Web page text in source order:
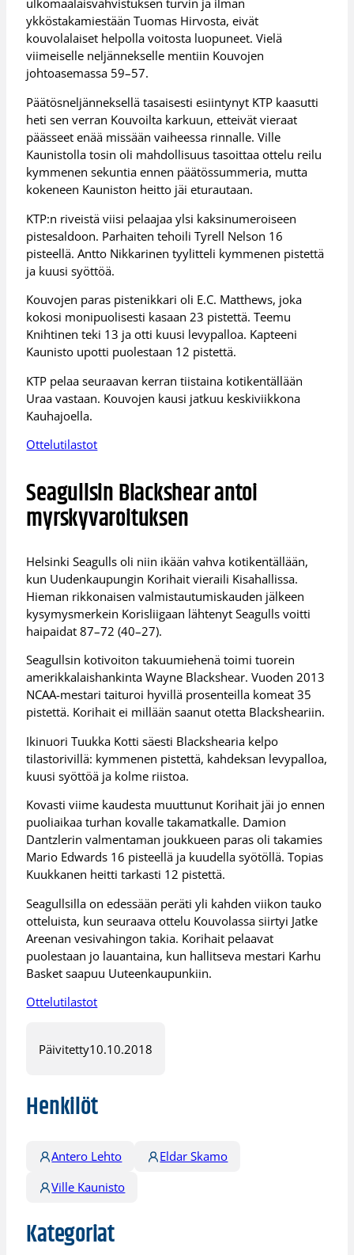
ulkomaalaisvahvistuksen turvin ja ilman
ykköstakamiestään Tuomas Hirvosta, eivät
kouvolalaiset helpolla voitosta luopuneet. Vielä
viimeiselle neljännekselle mentiin Kouvojen
johtoasemassa 59–57.
Päätösneljänneksellä tasaisesti esiintynyt KTP kaasutti
heti sen verran Kouvoilta karkuun, etteivät vieraat
päässeet enää missään vaiheessa rinnalle. Ville
Kaunistolla tosin oli mahdollisuus tasoittaa ottelu reilu
kymmenen sekuntia ennen päätössummeria, mutta
kokeneen Kauniston heitto jäi eturautaan.
KTP:n riveistä viisi pelaajaa ylsi kaksinumeroiseen
pistesaldoon. Parhaiten tehoili Tyrell Nelson 16
pisteellä. Antto Nikkarinen tyylitteli kymmenen pistettä
ja kuusi syöttöä.
Kouvojen paras pistenikkari oli E.C. Matthews, joka
kokosi monipuolisesti kasaan 23 pistettä. Teemu
Knihtinen teki 13 ja otti kuusi levypalloa. Kapteeni
Kaunisto upotti puolestaan 12 pistettä.
KTP pelaa seuraavan kerran tiistaina kotikentällään
Uraa vastaan. Kouvojen kausi jatkuu keskiviikkona
Kauhajoella.
Ottelutilastot
Seagullsin Blackshear antoi
myrskyvaroituksen
Helsinki Seagulls oli niin ikään vahva kotikentällään,
kun Uudenkaupungin Korihait vieraili Kisahallissa.
Hieman rikkonaisen valmistautumiskauden jälkeen
kysymysmerkein Korisliigaan lähtenyt Seagulls voitti
haipaidat 87–72 (40–27).
Seagullsin kotivoiton takuumiehenä toimi tuorein
amerikkalaishankinta Wayne Blackshear. Vuoden 2013
NCAA-mestari taituroi hyvillä prosenteilla komeat 35
pistettä. Korihait ei millään saanut otetta Blacksheariin.
Ikinuori Tuukka Kotti säesti Blackshearia kelpo
tilastorivillä: kymmenen pistettä, kahdeksan levypalloa,
kuusi syöttöä ja kolme riistoa.
Kovasti viime kaudesta muuttunut Korihait jäi jo ennen
puoliaikaa turhan kovalle takamatkalle. Damion
Dantzlerin valmentaman joukkueen paras oli takamies
Mario Edwards 16 pisteellä ja kuudella syötöllä. Topias
Kuukkanen heitti tarkasti 12 pistettä.
Seagullsilla on edessään peräti yli kahden viikon tauko
otteluista, kun seuraava ottelu Kouvolassa siirtyi Jatke
Areenan vesivahingon takia. Korihait pelaavat
puolestaan jo lauantaina, kun hallitseva mestari Karhu
Basket saapuu Uuteenkaupunkiin.
Ottelutilastot
Päivitetty10.10.2018
Henkilöt
Antero Lehto
Eldar Skamo
Ville Kaunisto
Kategoriat